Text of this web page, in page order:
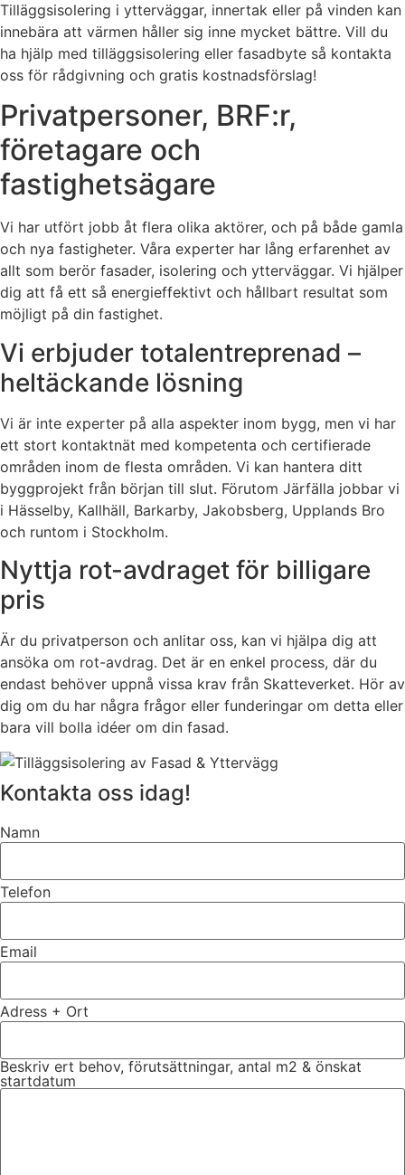
Tilläggsisolering i ytterväggar, innertak eller på vinden kan
innebära att värmen håller sig inne mycket bättre. Vill du
ha hjälp med tilläggsisolering eller fasadbyte så kontakta
oss för rådgivning och gratis kostnadsförslag!
Privatpersoner, BRF:r,
företagare och
fastighetsägare
Vi har utfört jobb åt flera olika aktörer, och på både gamla
och nya fastigheter. Våra experter har lång erfarenhet av
allt som berör fasader, isolering och ytterväggar. Vi hjälper
dig att få ett så energieffektivt och hållbart resultat som
möjligt på din fastighet.
Vi erbjuder totalentreprenad –
heltäckande lösning
Vi är inte experter på alla aspekter inom bygg, men vi har
ett stort kontaktnät med kompetenta och certifierade
områden inom de flesta områden. Vi kan hantera ditt
byggprojekt från början till slut. Förutom Järfälla jobbar vi
i Hässelby, Kallhäll, Barkarby, Jakobsberg, Upplands Bro
och runtom i Stockholm.
Nyttja rot-avdraget för billigare
pris
Är du privatperson och anlitar oss, kan vi hjälpa dig att
ansöka om rot-avdrag. Det är en enkel process, där du
endast behöver uppnå vissa krav från Skatteverket. Hör av
dig om du har några frågor eller funderingar om detta eller
bara vill bolla idéer om din fasad.
Kontakta oss idag!
Namn
Telefon
Email
Adress + Ort
Beskriv ert behov, förutsättningar, antal m2 & önskat
startdatum